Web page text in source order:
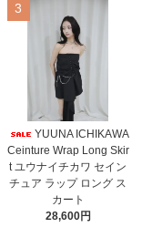
3
YUUNA ICHIKAWA
Ceinture Wrap Long Skir
t ユウナイチカワ セイン
チュア ラップ ロング ス
カート
28,600円